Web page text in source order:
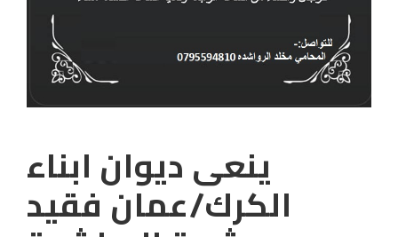
ينعى ديوان ابناء
الكرك/عمان فقيد